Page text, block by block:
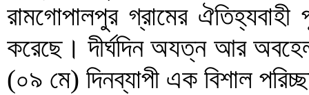
রামগোপালপুর গ্রামের
করেছে। দীর্ঘদিন অযত্ন আর
(০৯ মে) দিনব্যাপী এক বিশাল